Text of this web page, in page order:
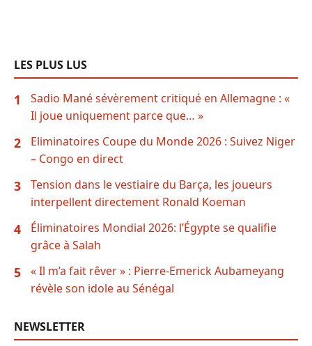
LES PLUS LUS
1
Sadio Mané sévèrement critiqué en Allemagne : «
Il joue uniquement parce que… »
2
Eliminatoires Coupe du Monde 2026 : Suivez Niger
– Congo en direct
3
Tension dans le vestiaire du Barça, les joueurs
interpellent directement Ronald Koeman
4
Éliminatoires Mondial 2026: l’Égypte se qualifie
grâce à Salah
5
« Il m’a fait rêver » : Pierre-Emerick Aubameyang
révèle son idole au Sénégal
NEWSLETTER